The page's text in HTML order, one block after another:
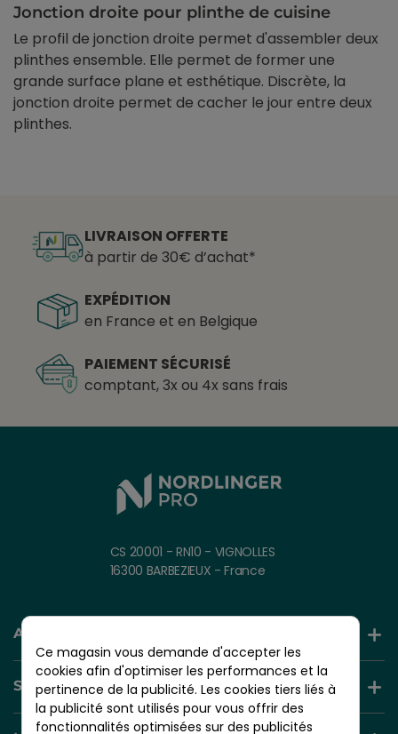
Jonction droite pour plinthe de cuisine
Le profil de jonction droite permet d'assembler deux
plinthes ensemble. Elle permet de former une
grande surface plane et esthétique. Discrète, la
jonction droite permet de cacher le jour entre deux
plinthes.
LIVRAISON OFFERTE
à partir de 30€ d’achat*
EXPÉDITION
en France et en Belgique
PAIEMENT SÉCURISÉ
comptant, 3x ou 4x sans frais
CS 20001 - RN10 - VIGNOLLES
16300 BARBEZIEUX - France
AIDE ET INFORMATION
SERVICES +
Ce magasin vous demande d'accepter les
cookies afin d'optimiser les performances et la
pertinence de la publicité. Les cookies tiers liés à
la publicité sont utilisés pour vous offrir des
fonctionnalités optimisées sur des publicités